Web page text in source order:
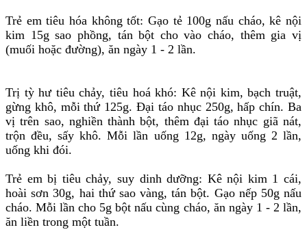
Trẻ em tiêu hóa không tốt: Gạo tẻ 100g nấu cháo, kê nội
kim 15g sao phồng, tán bột cho vào cháo, thêm gia vị
(muối hoặc đường), ăn ngày 1 - 2 lần.
Trị tỳ hư tiêu chảy, tiêu hoá khó: Kê nội kim, bạch truật,
gừng khô, mỗi thứ 125g. Đại táo nhục 250g, hấp chín. Ba
vị trên sao, nghiền thành bột, thêm đại táo nhục giã nát,
trộn đều, sấy khô. Mỗi lần uống 12g, ngày uống 2 lần,
uống khi đói.
Trẻ em bị tiêu chảy, suy dinh dưỡng: Kê nội kim 1 cái,
hoài sơn 30g, hai thứ sao vàng, tán bột. Gạo nếp 50g nấu
cháo. Mỗi lần cho 5g bột nấu cùng cháo, ăn ngày 1 - 2 lần,
ăn liền trong một tuần.